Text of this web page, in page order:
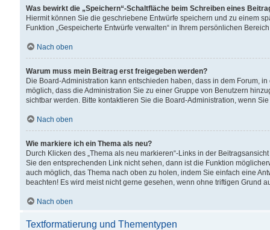
Was bewirkt die „Speichern“-Schaltfläche beim Schreiben eines
Hiermit können Sie die geschriebene Entwürfe speichern und zu einem
Funktion „Gespeicherte Entwürfe verwalten“ in Ihrem persönlichen
Nach oben
Warum muss mein Beitrag erst freigegeben werden?
Die Board-Administration kann entschieden haben, dass in dem Forum,
möglich, dass die Administration Sie zu einer Gruppe von Benutzern
sichtbar werden. Bitte kontaktieren Sie die Board-Administration, wenn
Nach oben
Wie markiere ich ein Thema als neu?
Durch Klicken des „Thema als neu markieren“-Links in der
Sie den entsprechenden Link nicht sehen, dann ist die Funktion
auch möglich, das Thema nach oben zu holen, indem Sie einfach eine
beachten! Es wird meist nicht gerne gesehen, wenn ohne triftigen Grund
Nach oben
Textformatierung und Thementypen